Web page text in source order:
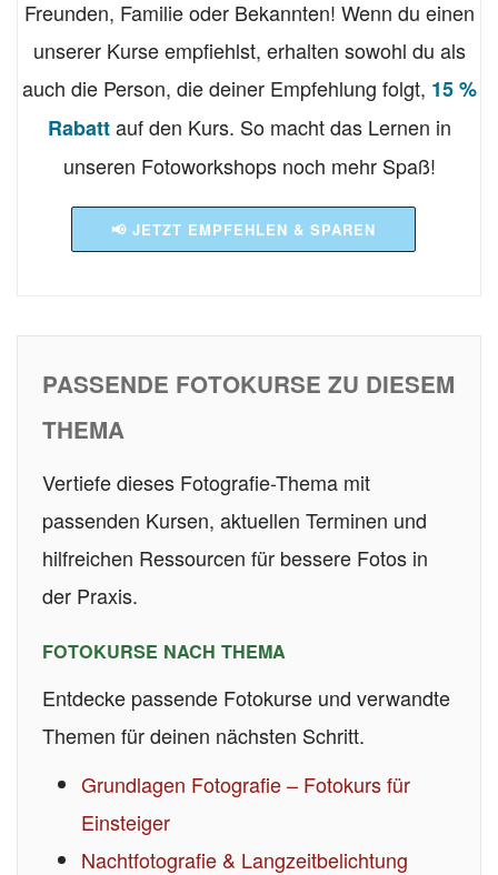
Freunden, Familie oder Bekannten! Wenn du einen
unserer Kurse empfiehlst, erhalten sowohl du als
auch die Person, die deiner Empfehlung folgt, 15 %
Rabattauf den Kurs. So macht das Lernen in
unseren Fotoworkshops noch mehr Spaß!
📢 JETZT EMPFEHLEN & SPAREN
PASSENDE FOTOKURSE ZU DIESEM
THEMA
Vertiefe dieses Fotografie-Thema mit
passenden Kursen, aktuellen Terminen und
hilfreichen Ressourcen für bessere Fotos in
der Praxis.
FOTOKURSE NACH THEMA
Entdecke passende Fotokurse und verwandte
Themen für deinen nächsten Schritt.
Grundlagen Fotografie – Fotokurs für
Einsteiger
Nachtfotografie & Langzeitbelichtung